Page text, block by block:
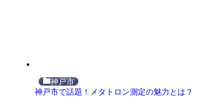
神戸市
神戸市で話題！メタトロン測定の魅力とは？